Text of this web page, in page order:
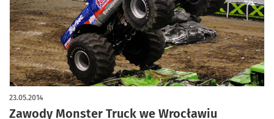
Zawody Monster Truck we Wrocławiu
23.05.2014